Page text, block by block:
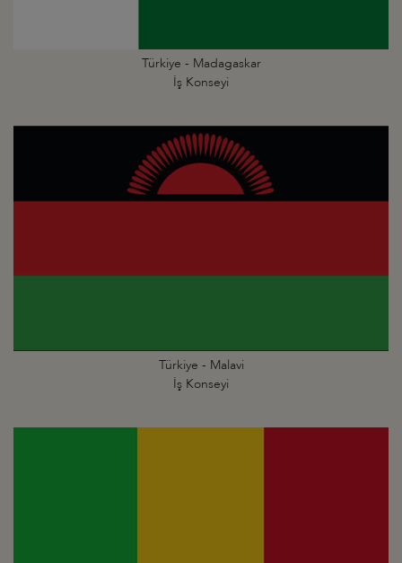
Türkiye - Madagaskar
İş Konseyi
Türkiye - Malavi
İş Konseyi